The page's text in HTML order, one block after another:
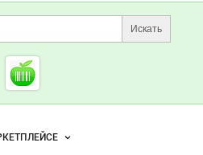
Поиск по сайту и
Искать
Cсылки на полезные
Foodretail.ru
— продукты
контакты